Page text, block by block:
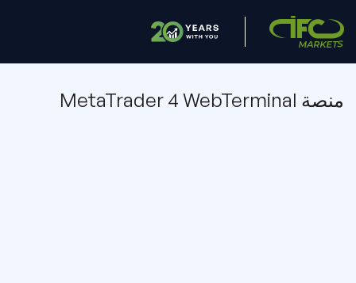
منصة MetaTrader 4 WebTerminal